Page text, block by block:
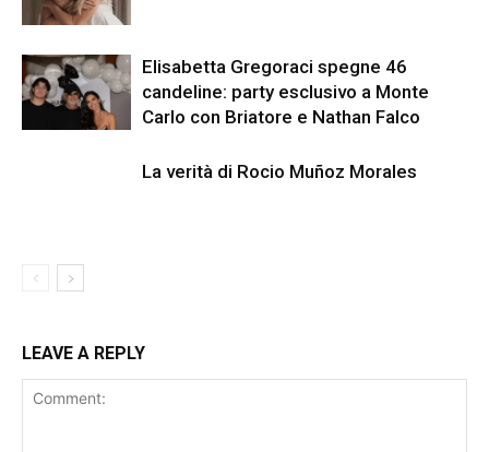
Elisabetta Gregoraci spegne 46
candeline: party esclusivo a Monte
Carlo con Briatore e Nathan Falco
La verità di Rocio Muñoz Morales
LEAVE A REPLY